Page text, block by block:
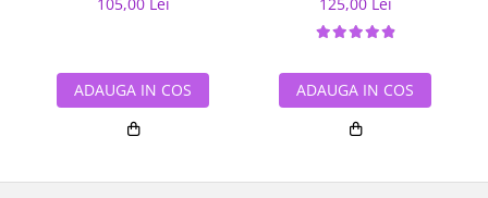
ADAUGA IN COS ADAUGA IN COS